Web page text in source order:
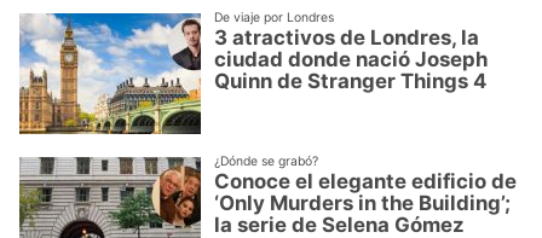
De viaje por Londres
3 atractivos de Londres, la
ciudad donde nació Joseph
Quinn de Stranger Things 4
¿Dónde se grabó?
Conoce el elegante edificio de
‘Only Murders in the Building’;
la serie de Selena Gómez